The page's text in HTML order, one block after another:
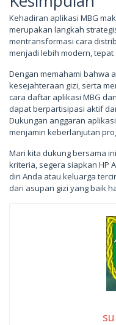
Kehadiran aplikasi MBG
merupakan langkah
mentransformasi cara
menjadi lebih modern,
Dengan memahami bahwa
kesejahteraan gizi, serta
cara daftar aplikasi MBG
dapat berpartisipasi aktif
Dukungan anggaran
menjamin keberlanjutan
Mari kita dukung bersama
kriteria, segera siapkan HP
diri Anda atau keluarga
dari asupan gizi yang baik